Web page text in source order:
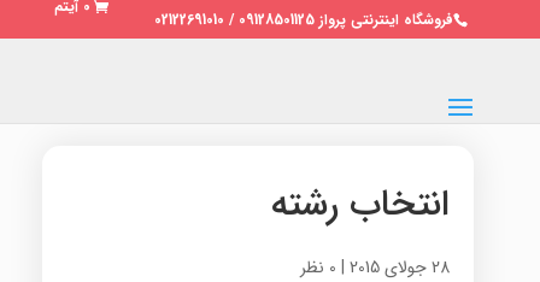
فروشگاه اینترنتی پرواز 09128501125 / 02122691010
0 آیتم
انتخاب رشته
28 جولای 2015 | 0 نظر